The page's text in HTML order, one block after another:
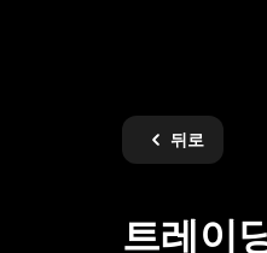
뒤로
트레이